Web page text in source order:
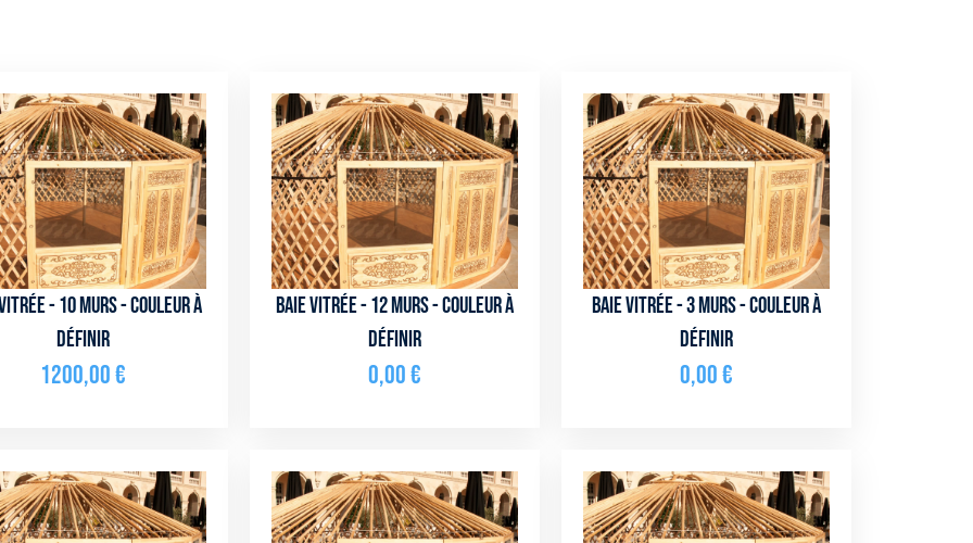
- 10 murs - couleur à
définir
1200,00€
Baie vitrée - 12 murs - couleur à
définir
0,00€
Baie vitrée - 3 murs - couleur à
définir
0,00€